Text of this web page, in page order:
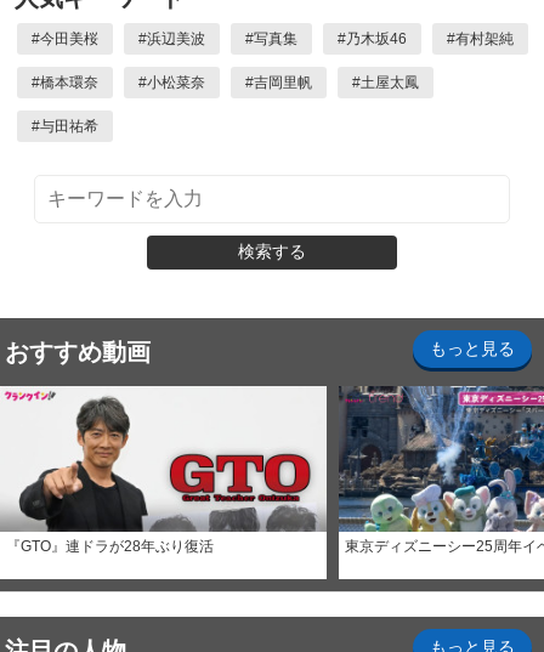
#今田美桜 #浜辺美波 #写真集 #乃木坂46 #有村架純
#橋本環奈 #小松菜奈 #吉岡里帆 #土屋太鳳
#与田祐希
検索する
おすすめ動画 もっと見る
『GTO』連ドラが28年ぶり復活 東京ディズニーシー25周年イ
もっと見る